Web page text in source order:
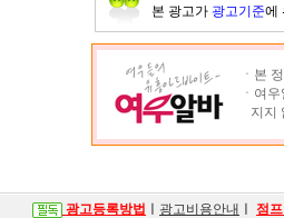
본 광고가 광고기준에
ㆍ본
ㆍ여
지지
광고등록방법 광고비용안내 점